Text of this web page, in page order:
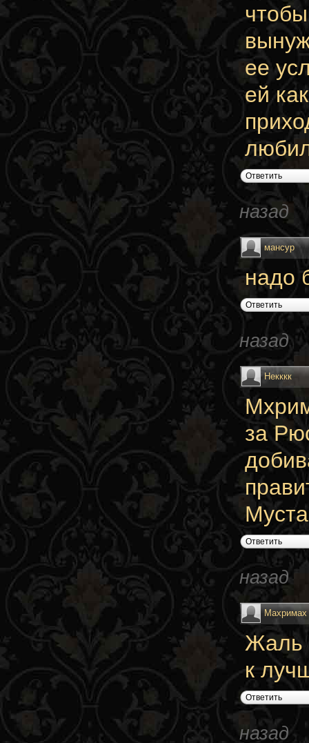
ее
ей
Ответить
назад
мансур
надо
Ответить
назад
Некккк
за
Ответить
назад
Махримах
Жаль
к
Ответить
назад